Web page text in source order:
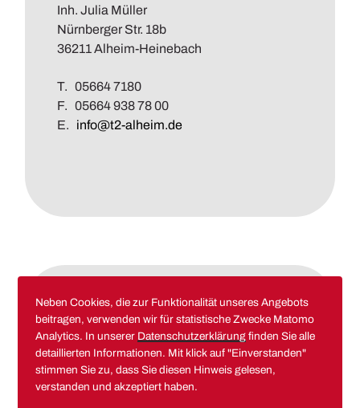
Neben Cookies, die zur Funktionalität unseres Angebots
beitragen, verwenden wir für statistische Zwecke Matomo
Analytics. In unserer Datenschutzerklärung finden Sie alle
detaillierten Informationen. Mit klick auf "Einverstanden"
stimmen Sie zu, dass Sie diesen Hinweis gelesen,
verstanden und akzeptiert haben.
Inh. Julia Müller
Nürnberger Str. 18b
36211 Alheim-Heinebach
T. 05664 7180
F. 05664 938 78 00
E. info@t2-alheim.de
Raumvermietung